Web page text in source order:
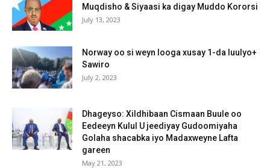
Muqdisho & Siyaasi ka digay Muddo Kororsi
July 13, 2023
Norway oo si weyn looga xusay 1-da luulyo+
Sawiro
July 2, 2023
Dhageyso: Xildhibaan Cismaan Buule oo
Eedeeyn Kulul U jeediyay Gudoomiyaha
Golaha shacabka iyo Madaxweyne Lafta
gareen
May 21, 2023